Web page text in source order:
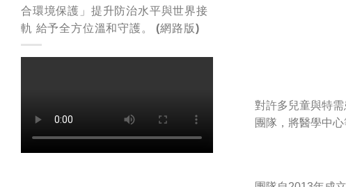
合環境保護」提升防治水平與世界接
軌 給予全方位溫和守護。 (網路版)
對許多兒童與特
團隊，將醫學中